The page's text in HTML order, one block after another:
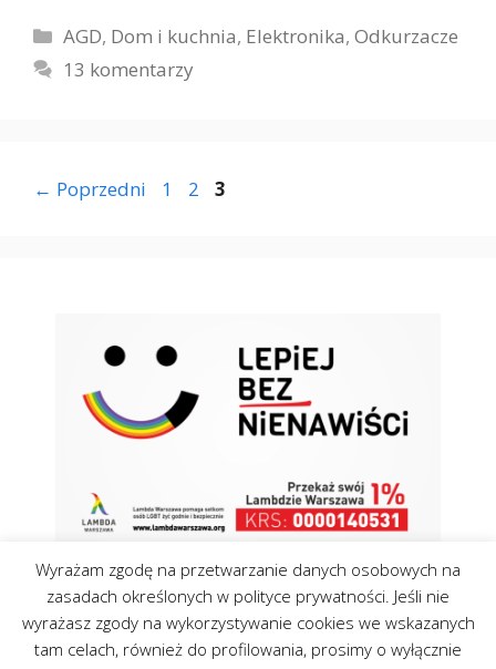
Kategorie
AGD, Dom i kuchnia, Elektronika,Odkurzacze
13 komentarzy
← Poprzedni Strona
1 Strona
2 Strona
3
Wyrażam zgodę na przetwarzanie danych osobowych na
zasadach określonych w polityce prywatności. Jeśli nie
wyrażasz zgody na wykorzystywanie cookies we wskazanych
tam celach, również do profilowania, prosimy o wyłącznie